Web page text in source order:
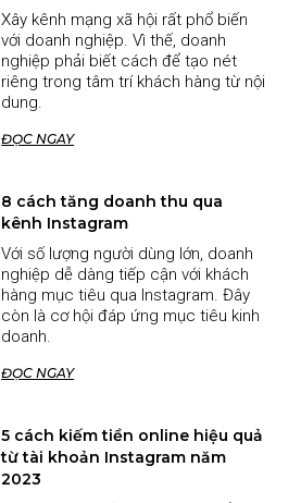
Xây kênh mạng xã hội rất phổ biến
với doanh nghiệp. Vì thế, doanh
nghiệp phải biết cách để tạo nét
riêng trong tâm trí khách hàng từ nội
dung.
ĐỌC NGAY
8 cách tăng doanh thu qua
kênh Instagram
Với số lượng người dùng lớn, doanh
nghiệp dễ dàng tiếp cận với khách
hàng mục tiêu qua Instagram. Đây
còn là cơ hội đáp ứng mục tiêu kinh
doanh.
ĐỌC NGAY
5 cách kiếm tiền online hiệu quả
từ tài khoản Instagram năm
2023